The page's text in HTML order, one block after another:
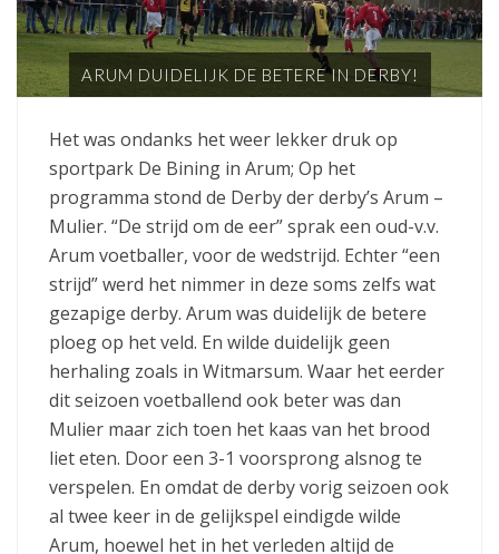
ARUM DUIDELIJK DE BETERE IN DERBY!
Het was ondanks het weer lekker druk op
sportpark De Bining in Arum; Op het
programma stond de Derby der derby’s Arum –
Mulier. “De strijd om de eer” sprak een oud-v.v.
Arum voetballer, voor de wedstrijd. Echter “een
strijd” werd het nimmer in deze soms zelfs wat
gezapige derby. Arum was duidelijk de betere
ploeg op het veld. En wilde duidelijk geen
herhaling zoals in Witmarsum. Waar het eerder
dit seizoen voetballend ook beter was dan
Mulier maar zich toen het kaas van het brood
liet eten. Door een 3-1 voorsprong alsnog te
verspelen. En omdat de derby vorig seizoen ook
al twee keer in de gelijkspel eindigde wilde
Arum, hoewel het in het verleden altijd de